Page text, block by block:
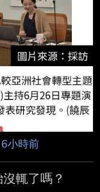
6小時前
輒了嗎？